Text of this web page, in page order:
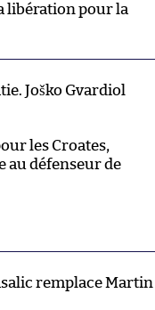
libération pour la
Joško Gvardiol
les Croates,
au défenseur de
remplace Martin